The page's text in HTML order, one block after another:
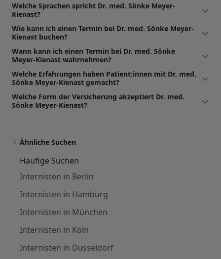
Welche Sprachen spricht Dr. med. Sönke Meyer-
Kienast?
Wie kann ich einen Termin bei Dr. med. Sönke Meyer-
Kienast buchen?
Wann kann ich einen Termin bei Dr. med. Sönke
Meyer-Kienast wahrnehmen?
Welche Erfahrungen haben Patient:innen mit Dr. med.
Sönke Meyer-Kienast gemacht?
Welche Form der Versicherung akzeptiert Dr. med.
Sönke Meyer-Kienast?
Ähnliche Suchen
Häufige Suchen
Internisten in Berlin
Internisten in Hamburg
Internisten in München
Internisten in Köln
Internisten in Düsseldorf